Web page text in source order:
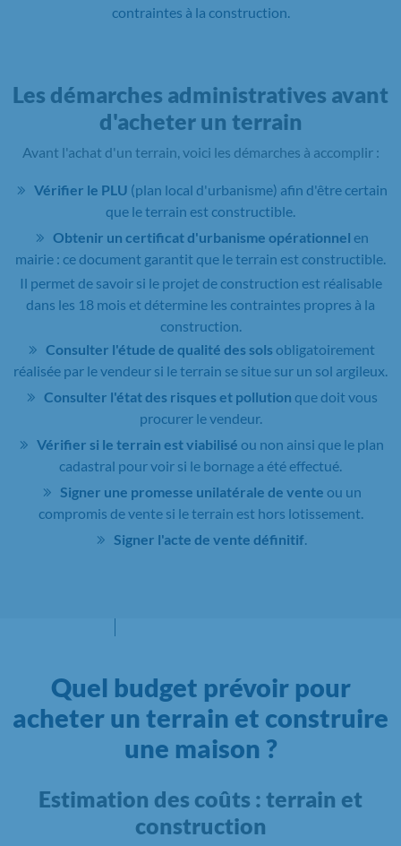
contraintes à la construction.
Les démarches administratives avant
d'acheter un terrain
Avant l'achat d'un terrain, voici les démarches à accomplir :
Vérifier le PLU (plan local d'urbanisme) afin d'être certain
que le terrain est constructible.
Obtenir un certificat d'urbanisme opérationnel en
mairie : ce document garantit que le terrain est constructible.
Il permet de savoir si le projet de construction est réalisable
dans les 18 mois et détermine les contraintes propres à la
construction.
Consulter l'étude de qualité des sols obligatoirement
réalisée par le vendeur si le terrain se situe sur un sol argileux.
Consulter l'état des risques et pollution que doit vous
procurer le vendeur.
Vérifier si le terrain est viabilisé ou non ainsi que le plan
cadastral pour voir si le bornage a été effectué.
Signer une promesse unilatérale de vente ou un
compromis de vente si le terrain est hors lotissement.
Signer l'acte de vente définitif
Quel budget prévoir pour
acheter un terrain et construire
une maison ?
Estimation des coûts : terrain et
construction